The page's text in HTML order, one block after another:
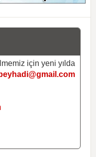
için yeni yılda